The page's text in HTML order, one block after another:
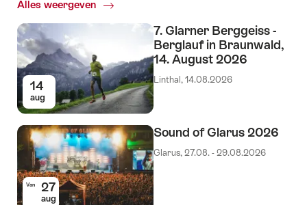
Alles weergeven
Top
14
aug
7. Glarner Berggeiss -
Berglauf in Braunwald,
14. August 2026
Linthal, 14.08.2026
Van 27
aug
Sound of Glarus 2026
Glarus, 27.08. - 29.08.2026